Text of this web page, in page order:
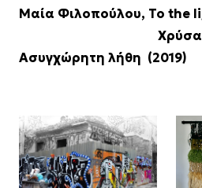
Μαία Φιλοπούλου,
Χρύσα
Ασυγχώρητη λήθη (2019)